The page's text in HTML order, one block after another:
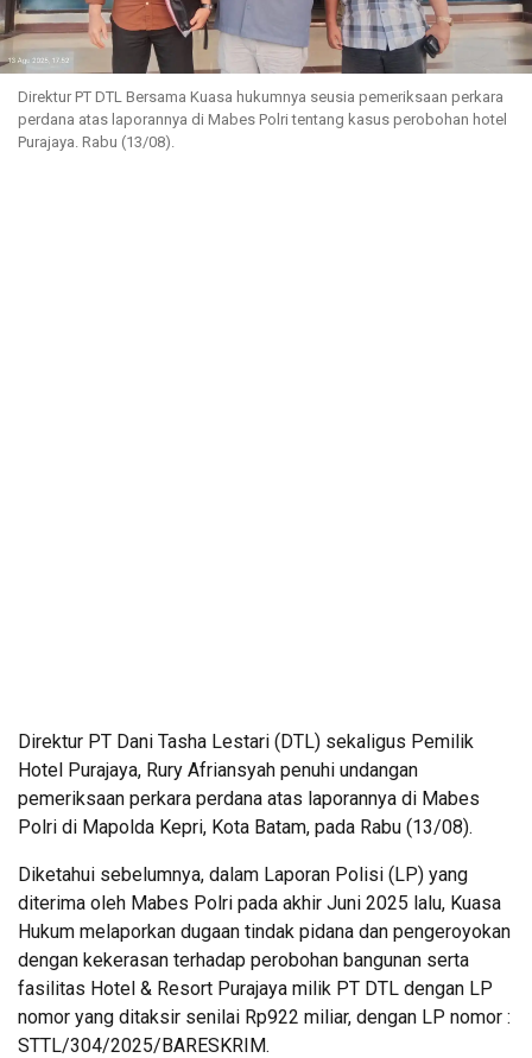
Direktur PT DTL Bersama Kuasa hukumnya seusia pemeriksaan perkara
perdana atas laporannya di Mabes Polri tentang kasus perobohan hotel
Purajaya. Rabu (13/08).
Direktur PT Dani Tasha Lestari (DTL) sekaligus Pemilik
Hotel Purajaya, Rury Afriansyah penuhi undangan
pemeriksaan perkara perdana atas laporannya di Mabes
Polri di Mapolda Kepri, Kota Batam, pada Rabu (13/08).
Diketahui sebelumnya, dalam Laporan Polisi (LP) yang
diterima oleh Mabes Polri pada akhir Juni 2025 lalu, Kuasa
Hukum melaporkan dugaan tindak pidana dan pengeroyokan
dengan kekerasan terhadap perobohan bangunan serta
fasilitas Hotel & Resort Purajaya milik PT DTL dengan LP
nomor yang ditaksir senilai Rp922 miliar, dengan LP nomor :
STTL/304/2025/BARESKRIM.